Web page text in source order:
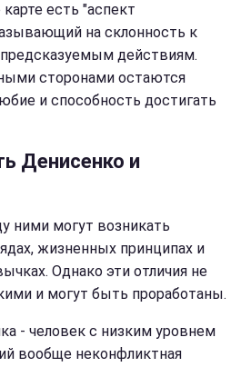
есть "аспект
на склонность к
действиям.
сторонами остаются
и способность достигать
Денисенко и
ними могут возникать
жизненных принципах и
Однако эти отличия не
и могут быть проработаны.
- человек с низким уровнем
вообще неконфликтная